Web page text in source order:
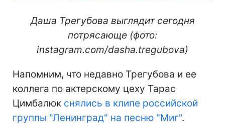
Даша Трегубова выглядит сегодня
потрясающе (фото:
instagram.com/dasha.tregubova)
Напомним, что недавно Трегубова и ее
коллега по актерскому цеху Тарас
Цимбалюк снялись в клипе российской
группы "Ленинград" на песню "Миг".